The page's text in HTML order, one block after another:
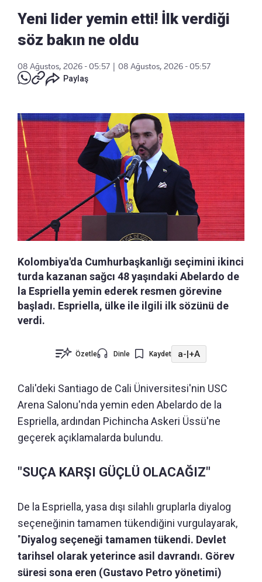
Yeni lider yemin etti! İlk verdiği
söz bakın ne oldu
08 Ağustos, 2026 - 05:57
08 Ağustos, 2026 - 05:57
Paylaş
Kolombiya'da Cumhurbaşkanlığı seçimini ikinci
turda kazanan sağcı 48 yaşındaki Abelardo de
la Espriella yemin ederek resmen görevine
başladı. Espriella, ülke ile ilgili ilk sözünü de
verdi.
Özetle Dinle Kaydet a-|+A
Cali'deki Santiago de Cali Üniversitesi'nin USC
Arena Salonu'nda yemin eden Abelardo de la
Espriella, ardından Pichincha Askeri Üssü'ne
geçerek açıklamalarda bulundu.
"SUÇA KARŞI GÜÇLÜ OLACAĞIZ"
De la Espriella, yasa dışı silahlı gruplarla diyalog
seçeneğinin tamamen tükendiğini vurgulayarak,
"Diyalog seçeneği tamamen tükendi. Devlet
tarihsel olarak yeterince asil davrandı. Görev
süresi sona eren (Gustavo Petro yönetimi)